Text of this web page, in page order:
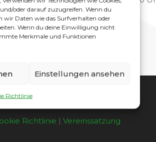
oder darauf zuzugreifen. Wenn du
wir Daten wie das Surfverhalten oder
Wenn du deine Einwilligung nicht
Merkmale und Funktionen
Einstellungen ansehen
Richtlinie
Richtlinie |Vereinssatzung